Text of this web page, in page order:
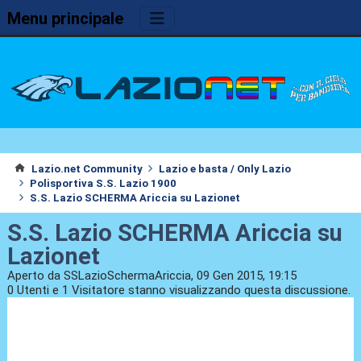
Menu principale
Lazio.net Community
Lazio e basta / Only Lazio
Polisportiva S.S. Lazio 1900
S.S. Lazio SCHERMA Ariccia su Lazionet
S.S. Lazio SCHERMA Ariccia su
Lazionet
Aperto da SSLazioSchermaAriccia, 09 Gen 2015, 19:15
0 Utenti e 1 Visitatore stanno visualizzando questa discussione.